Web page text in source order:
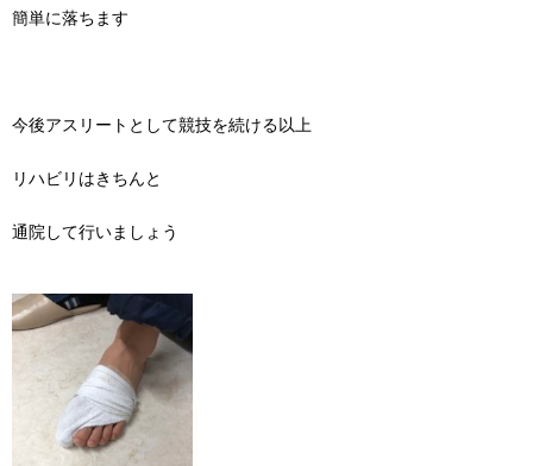
簡単に落ちます
今後アスリートとして競技を続ける以上
リハビリはきちんと
通院して行いましょう